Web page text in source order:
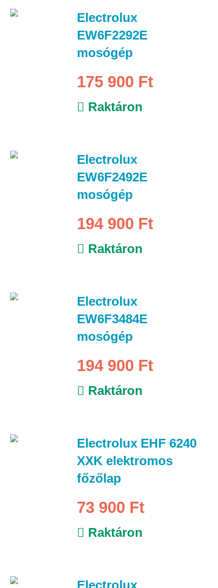
Electrolux
EW6F2292E
mosógép
175 900 Ft
Raktáron
Electrolux
EW6F2492E
mosógép
194 900 Ft
Raktáron
Electrolux
EW6F3484E
mosógép
194 900 Ft
Raktáron
Electrolux EHF 6240
XXK elektromos
főzőlap
73 900 Ft
Raktáron
Electrolux